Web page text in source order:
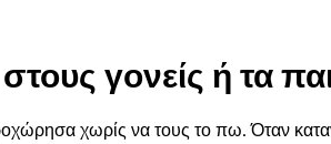
γονείς ή τα
χωρίς να τους το πω. Όταν